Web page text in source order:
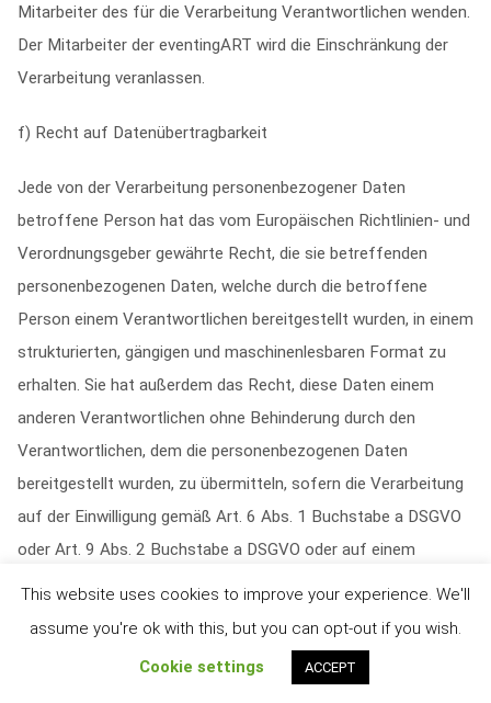
Mitarbeiter des für die Verarbeitung Verantwortlichen wenden.
Der Mitarbeiter der eventingART wird die Einschränkung der
Verarbeitung veranlassen.
f) Recht auf Datenübertragbarkeit
Jede von der Verarbeitung personenbezogener Daten
betroffene Person hat das vom Europäischen Richtlinien- und
Verordnungsgeber gewährte Recht, die sie betreffenden
personenbezogenen Daten, welche durch die betroffene
Person einem Verantwortlichen bereitgestellt wurden, in einem
strukturierten, gängigen und maschinenlesbaren Format zu
erhalten. Sie hat außerdem das Recht, diese Daten einem
anderen Verantwortlichen ohne Behinderung durch den
Verantwortlichen, dem die personenbezogenen Daten
bereitgestellt wurden, zu übermitteln, sofern die Verarbeitung
auf der Einwilligung gemäß Art. 6 Abs. 1 Buchstabe a DSGVO
oder Art. 9 Abs. 2 Buchstabe a DSGVO oder auf einem
sofern die Verarbeitung nicht für die Wahrnehmung einer
Aufgabe erforderlich ist, die im öffentlichen Interesse liegt
This website uses cookies to improve your experience. We'll
assume you're ok with this, but you can opt-out if you wish.
Cookie settings
ACCEPT